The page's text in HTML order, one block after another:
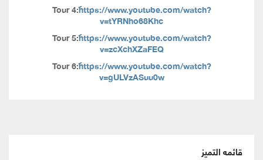
Tour 4:https://www.youtube.com/watch?
v=tYRNho68Khc
Tour 5:https://www.youtube.com/watch?
v=zcXchXZaFEQ
Tour 6:https://www.youtube.com/watch?
v=gULVzASuu0w
قائمه التميز